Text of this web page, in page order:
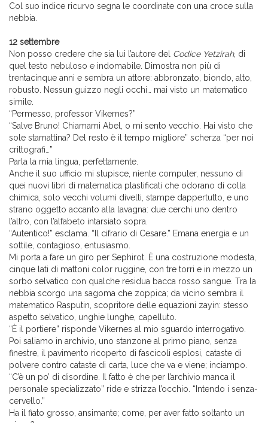
Col suo indice ricurvo segna le coordinate con una croce sulla
nebbia.
12 settembre
Non posso credere che sia lui l’autore del Codice Yetzirah, di
quel testo nebuloso e indomabile. Dimostra non più di
trentacinque anni e sembra un attore: abbronzato, biondo, alto,
robusto. Nessun guizzo negli occhi… mai visto un matematico
simile.
“Permesso, professor Vikernes?”
“Salve Bruno! Chiamami Abel, o mi sento vecchio. Hai visto che
sole stamattina? Del resto è il tempo migliore” scherza “per noi
crittografi…”
Parla la mia lingua, perfettamente.
Anche il suo ufficio mi stupisce, niente computer, nessuno di
quei nuovi libri di matematica plastificati che odorano di colla
chimica, solo vecchi volumi divelti, stampe dappertutto, e uno
strano oggetto accanto alla lavagna: due cerchi uno dentro
l’altro, con l’alfabeto intarsiato sopra.
“Autentico!” esclama. “Il cifrario di Cesare.” Emana energia e un
sottile, contagioso, entusiasmo.
Mi porta a fare un giro per Sephirot. È una costruzione modesta,
cinque lati di mattoni color ruggine, con tre torri e in mezzo un
sorbo selvatico con qualche residua bacca rosso sangue. Tra la
nebbia scorgo una sagoma che zoppica; da vicino sembra il
matematico Rasputin, scopritore delle equazioni zayin: stesso
aspetto selvatico, unghie lunghe, capelluto.
“È il portiere” risponde Vikernes al mio sguardo interrogativo.
Poi saliamo in archivio, uno stanzone al primo piano, senza
finestre, il pavimento ricoperto di fascicoli esplosi, cataste di
polvere contro cataste di carta, luce che va e viene; inciampo.
“C’è un po’ di disordine. Il fatto è che per l’archivio manca il
personale specializzato” ride e strizza l’occhio. “Intendo i senza-
cervello.”
Ha il fiato grosso, ansimante; come, per aver fatto soltanto un